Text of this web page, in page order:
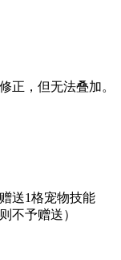
正，但无法叠加。
送1格宠物技能
不予赠送）